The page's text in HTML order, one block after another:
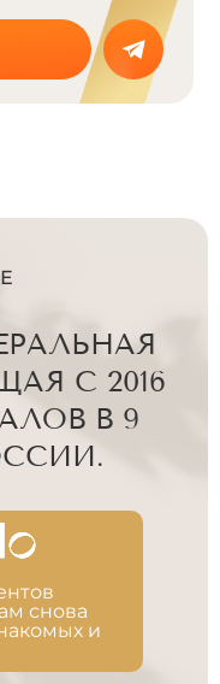
С 2016
В 9
снова
и